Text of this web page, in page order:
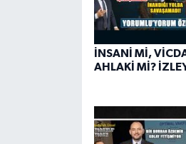
İNSANİ Mİ,
AHLAKİ Mİ?